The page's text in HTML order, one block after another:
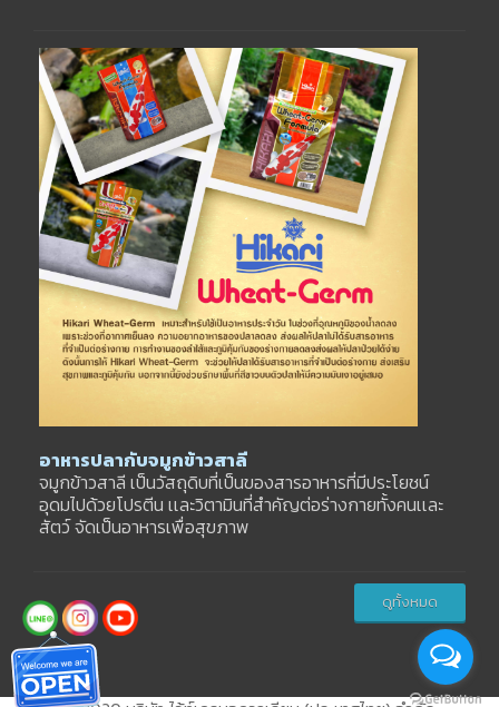
อาหารปลากับจมูกข้าวสาลี
จมูกข้าวสาลี เป็นวัสถุดิบที่เป็นของสารอาหารที่มีประโยชน์
อุดมไปด้วยโปรตีน เเละวิตามินที่สำคัญต่อร่างกายทั้งคนเเละ
สัตว์ จัดเป็นอาหารเพื่อสุขภาพ
ดูทั้งหมด